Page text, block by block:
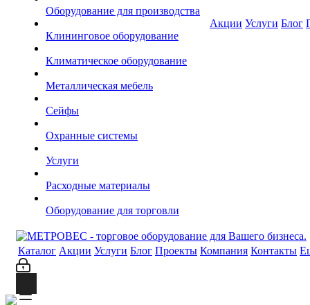
Оборудование для производства
Клининговое оборудование
Климатическое оборудование
Металлическая мебель
Сейфы
Охранные системы
Услуги
Расходные материалы
Оборудование для торговли
Акции Услуги Блог
Каталог Акции Услуги Блог Проекты Компания Контакты